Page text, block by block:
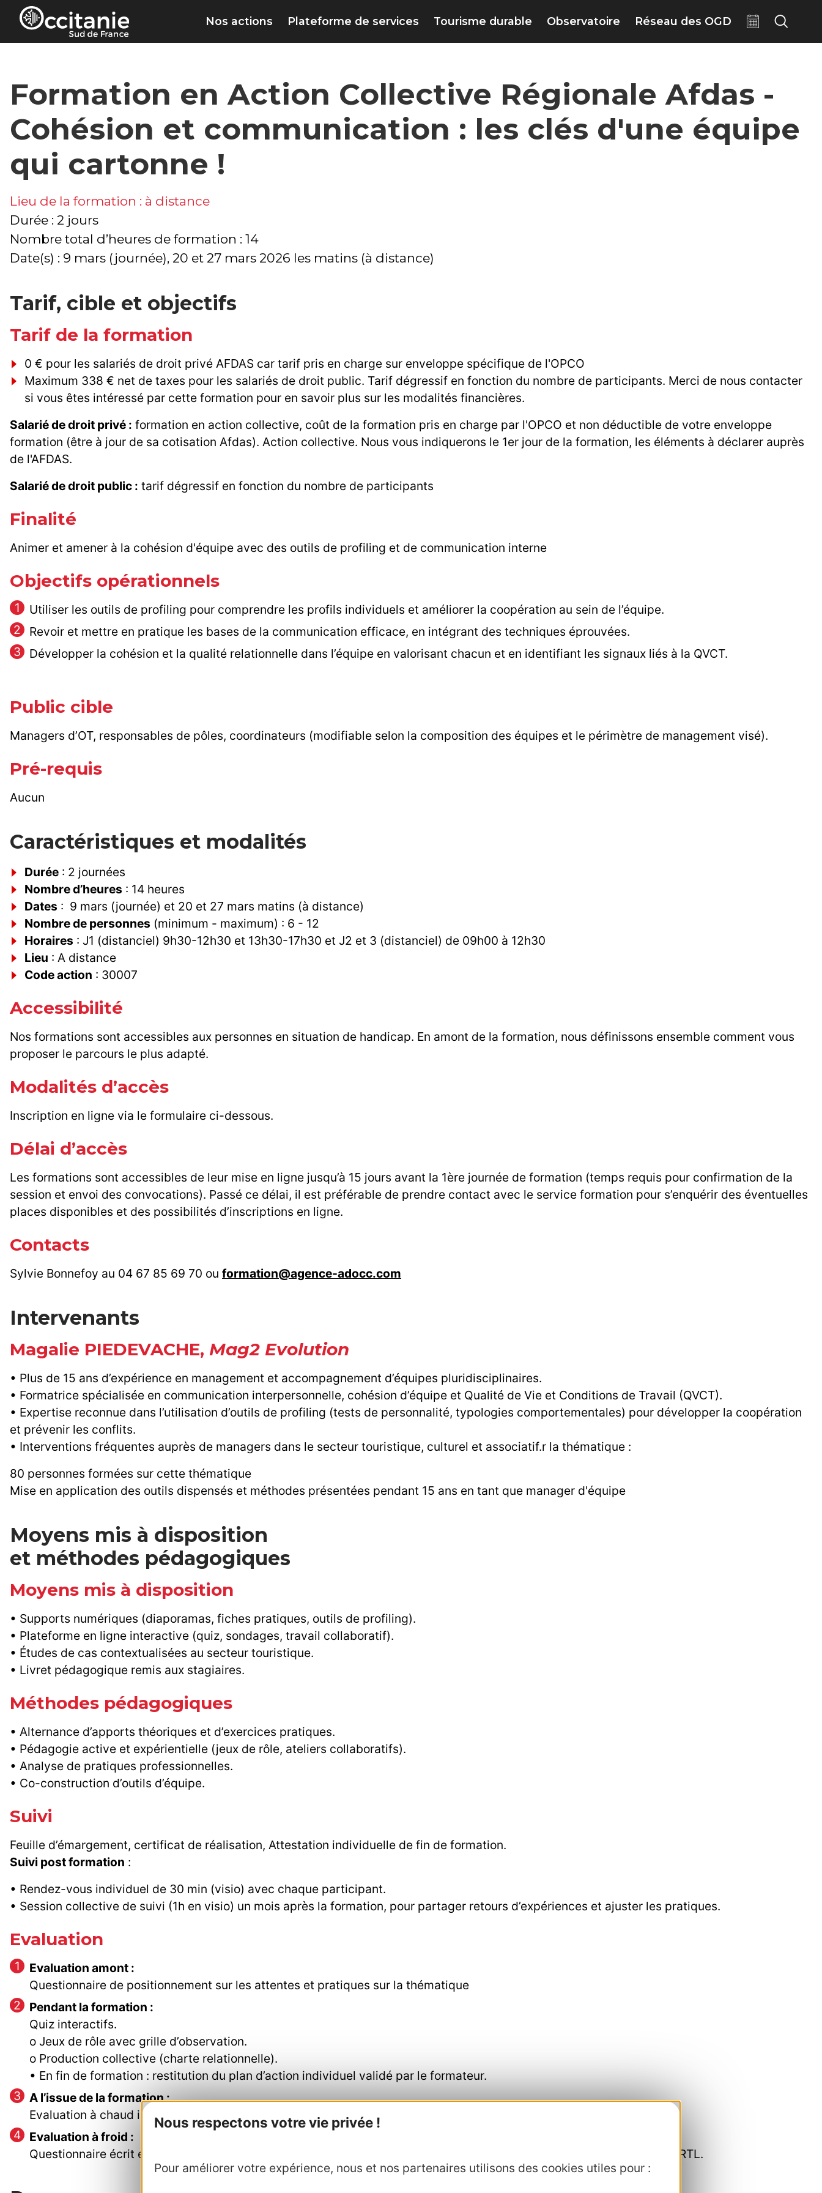
Panneau de gestion des cookies
Nous respectons votre vie privée !
Pour améliorer votre expérience, nous et nos partenaires utilisons des cookies utiles pour :
Nos actions Plateforme de services Tourisme durable Observatoire Réseau des OGD
Formation en Action Collective Régionale Afdas -
Cohésion et communication : les clés d'une équipe
qui cartonne !
Lieu de la formation : à distance
Durée : 2 jours
Nombre total d’heures de formation : 14
Date(s) : 9 mars (journée), 20 et 27 mars 2026 les matins (à distance)
Tarif, cible et objectifs
Tarif de la formation
0 € pour les salariés de droit privé AFDAS car tarif pris en charge sur enveloppe spécifique de l'OPCO
Maximum 338 € net de taxes pour les salariés de droit public. Tarif dégressif en fonction du nombre de participants. Merci de nous contacter
si vous êtes intéressé par cette formation pour en savoir plus sur les modalités financières.
Salarié de droit privé : formation en action collective, coût de la formation pris en charge par l'OPCO et non déductible de votre enveloppe
formation (être à jour de sa cotisation Afdas). Action collective. Nous vous indiquerons le 1er jour de la formation, les éléments à déclarer auprès
de l'AFDAS.
Salarié de droit public : tarif dégressif en fonction du nombre de participants
Finalité
Animer et amener à la cohésion d'équipe avec des outils de profiling et de communication interne
Objectifs opérationnels
Utiliser les outils de profiling pour comprendre les profils individuels et améliorer la coopération au sein de l’équipe.
Revoir et mettre en pratique les bases de la communication efficace, en intégrant des techniques éprouvées.
Développer la cohésion et la qualité relationnelle dans l’équipe en valorisant chacun et en identifiant les signaux liés à la QVCT.
Public cible
Managers d’OT, responsables de pôles, coordinateurs (modifiable selon la composition des équipes et le périmètre de management visé).
Pré-requis
Aucun
Caractéristiques et modalités
Durée : 2 journées
Nombre d’heures : 14 heures
Dates : 9 mars (journée) et 20 et 27 mars matins (à distance)
Nombre de personnes (minimum - maximum) : 6 - 12
Horaires : J1 (distanciel) 9h30-12h30 et 13h30-17h30 et J2 et 3 (distanciel) de 09h00 à 12h30
Lieu : A distance
Code action : 30007
Accessibilité
Nos formations sont accessibles aux personnes en situation de handicap. En amont de la formation, nous définissons ensemble comment vous
proposer le parcours le plus adapté.
Modalités d’accès
Inscription en ligne via le formulaire ci-dessous.
Délai d’accès
Les formations sont accessibles de leur mise en ligne jusqu’à 15 jours avant la 1ère journée de formation (temps requis pour confirmation de la
session et envoi des convocations). Passé ce délai, il est préférable de prendre contact avec le service formation pour s’enquérir des éventuelles
places disponibles et des possibilités d’inscriptions en ligne.
Contacts
Sylvie Bonnefoy au 04 67 85 69 70 ou formation@agence-adocc.com
Intervenants
Magalie PIEDEVACHE, Mag2 Evolution
• Plus de 15 ans d’expérience en management et accompagnement d’équipes pluridisciplinaires.
• Formatrice spécialisée en communication interpersonnelle, cohésion d’équipe et Qualité de Vie et Conditions de Travail (QVCT).
• Expertise reconnue dans l’utilisation d’outils de profiling (tests de personnalité, typologies comportementales) pour développer la coopération
et prévenir les conflits.
• Interventions fréquentes auprès de managers dans le secteur touristique, culturel et associatif.r la thématique :
80 personnes formées sur cette thématique
Mise en application des outils dispensés et méthodes présentées pendant 15 ans en tant que manager d'équipe
Moyens mis à disposition
et méthodes pédagogiques
Moyens mis à disposition
• Supports numériques (diaporamas, fiches pratiques, outils de profiling).
• Plateforme en ligne interactive (quiz, sondages, travail collaboratif).
• Études de cas contextualisées au secteur touristique.
• Livret pédagogique remis aux stagiaires.
Méthodes pédagogiques
• Alternance d’apports théoriques et d’exercices pratiques.
• Pédagogie active et expérientielle (jeux de rôle, ateliers collaboratifs).
• Analyse de pratiques professionnelles.
• Co-construction d’outils d’équipe.
Suivi
Feuille d’émargement, certificat de réalisation, Attestation individuelle de fin de formation.
Suivi post formation :
• Rendez-vous individuel de 30 min (visio) avec chaque participant.
• Session collective de suivi (1h en visio) un mois après la formation, pour partager retours d’expériences et ajuster les pratiques.
Evaluation
Evaluation amont :
Questionnaire de positionnement sur les attentes et pratiques sur la thématique
Pendant la formation :
Quiz interactifs.
o Jeux de rôle avec grille d’observation.
o Production collective (charte relationnelle).
• En fin de formation : restitution du plan d’action individuel validé par le formateur.
A l’issue de la formation :
Evaluation à chaud individuelle (écrite). Elle permet de mesurer le taux de satisfaction.
Evaluation à froid :
Questionnaire écrit entre 3 et 6 mois pour mesurer la mise en pratique des acquis en situation professionnelle par le CRTL.